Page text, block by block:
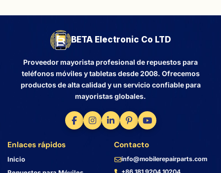
BETA Electronic Co LTD
Proveedor mayorista profesional de repuestos para
teléfonos móviles y tabletas desde 2008. Ofrecemos
productos de alta calidad y un servicio confiable para
mayoristas globales.
Enlaces rápidos
Inicio
Contacto
info@mobilerepairparts.com